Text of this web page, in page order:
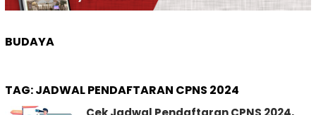
BUDAYA
TAG:JADWAL PENDAFTARAN CPNS 2024